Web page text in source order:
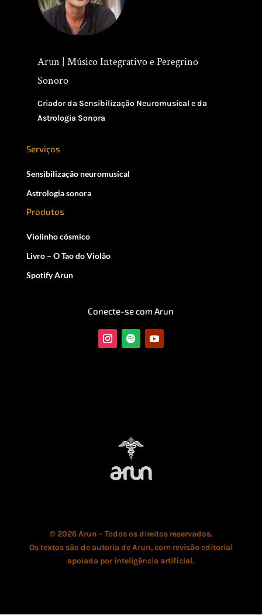
Arun | Músico Integrativo e Peregrino
Sonoro
Criador da Sensibilização Neuromusical e da
Astrologia Sonora
Serviços
Sensibilização neuromusical
Astrologia sonora
Produtos
Violinho cósmico
Livro – O Tao do Violão
Spotify Arun
Conecte-se com Arun
© 2026 Arun – Todos os direitos reservados.
Os textos são de autoria de Arun, com revisão editorial
apoiada por inteligência artificial.